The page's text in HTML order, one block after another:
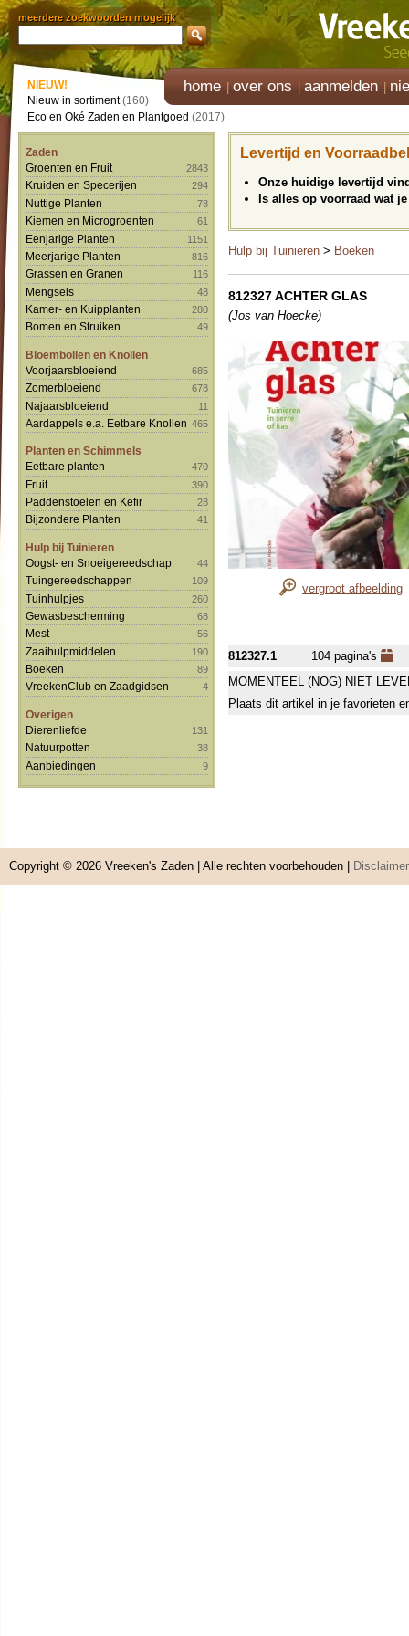
meerdere zoekwoorden mogelijk
home over ons aanmelden
NIEUW!
Nieuw in sortiment(160)
Eco en Oké Zaden en Plantgoed (2017)
Zaden
Groenten en Fruit
2843
Kruiden en Specerijen 294
Nuttige Planten 78
Kiemen en Microgroenten 61
Eenjarige Planten 1151
Meerjarige Planten 816
Grassen en Granen 116
Mengsels 48
Kamer- en Kuipplanten 280
Bomen en Struiken 49
Bloembollen en Knollen
Voorjaarsbloeiend
685
Zomerbloeiend 678
Najaarsbloeiend 11
Aardappels e.a. Eetbare Knollen 465
Planten en Schimmels
Eetbare planten
470
Fruit 390
Paddenstoelen en Kefir 28
Bijzondere Planten 41
Hulp bij Tuinieren
Oogst- en Snoeigereedschap
44
Tuingereedschappen 109
Tuinhulpjes 260
Gewasbescherming 68
Mest 56
Zaaihulpmiddelen 190
Boeken 89
VreekenClub en Zaadgidsen 4
Overigen
Dierenliefde
131
Natuurpotten 38
Aanbiedingen 9
Levertijd en
Onze huidige levertijd
Is alles op voorraad wat
Hulp bij Tuinieren > Boeken
812327 ACHTER GLAS
(Jos van Hoecke)
vergroot afbeelding
812327.1
104 pagina's
MOMENTEEL (NOG) NIET
Plaats dit artikel in je favorieten
Copyright © 2026 Vreeken's Zaden | Alle rechten voorbehouden | Disclaimer